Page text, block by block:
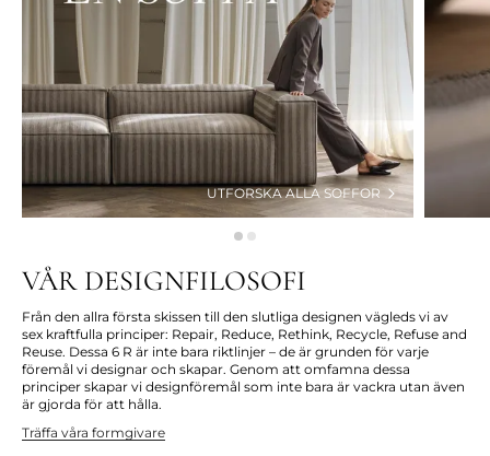
UTFORSKA ALLA SOFFOR
VÅR DESIGNFILOSOFI
Från den allra första skissen till den slutliga designen vägleds vi av
sex kraftfulla principer: Repair, Reduce, Rethink, Recycle, Refuse and
Reuse. Dessa 6 R är inte bara riktlinjer – de är grunden för varje
föremål vi designar och skapar. Genom att omfamna dessa
principer skapar vi designföremål som inte bara är vackra utan även
är gjorda för att hålla.
Träffa våra formgivare